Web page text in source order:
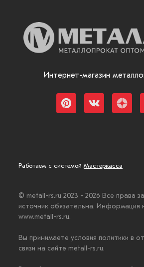
Интернет-магазин
Работаем с системой Мастеркасса
© metall-rs.ru 2023 - 2026 Все права
источник обязательна. Информация
www.metall-rs.ru.
Вы принимаете условия политики в
связи на сайте metall-rs.ru.